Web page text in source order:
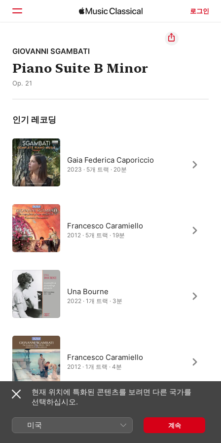
로그인
홈
둘러보기
GIOVANNI SGAMBATI
Piano Suite B Minor
Op. 21
인기 레코딩
Gaia Federica Caporiccio
2023 · 5개 트랙 · 20분
Francesco Caramiello
2012 · 5개 트랙 · 19분
Una Bourne
2022 · 1개 트랙 · 3분
Francesco Caramiello
2012 · 1개 트랙 · 4분
현재 위치에 특화된 콘텐츠를 보려면 다른 국가를
선택하십시오.
미국 계속